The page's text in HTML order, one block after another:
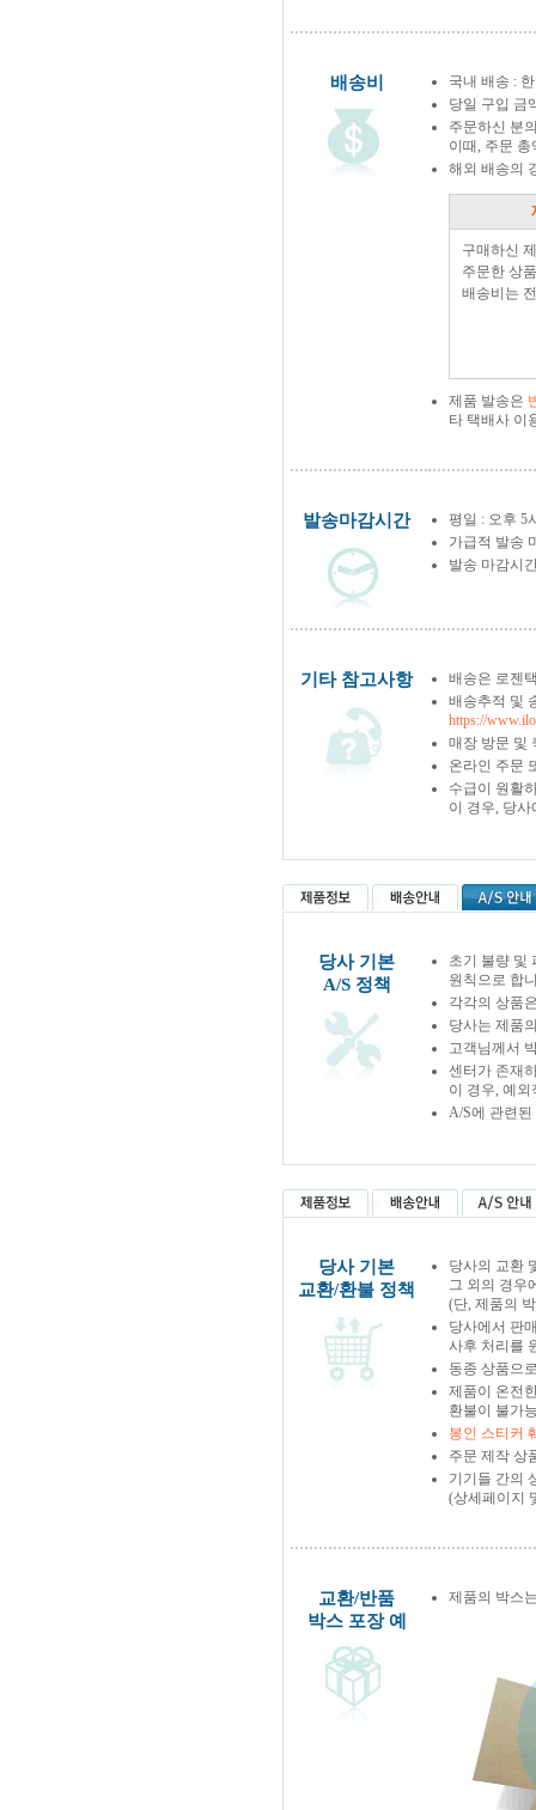
배송비
국내 배송 :
당일 구입 금
주문하신 분
이때, 주문
해외 배송의
구매하신
주문한 상
배송비는
제품 발송은
타 택배사 이
발송마감시간
평일 : 오후 5
가급적 발송
발송 마감시
기타 참고사항
배송은 로젠
배송추적 및
https://
매장 방문 및
온라인 주문
수급이 원활
이 경우, 당
당사 기본
A/S 정책
초기 불량 및
원칙으로 합
각각의 상품
당사는 제품
고객님께서
센터가 존재
이 경우, 예
A/S에 관련
당사 기본
교환/환불 정책
당사의 교환
그 외의 경우
(단, 제품의
당사에서 판
사후 처리를
동종 상품으
제품이 온전
환불이 불가
봉인 스티커
주문 제작 상
기기들 간의
(상세페이지
교환/반품
박스 포장 예
제품의 박스